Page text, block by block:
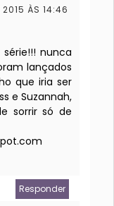
2015 ÀS 14:46
nunca
lançados
que iria ser
e Suzannah,
sorrir só de
Responder